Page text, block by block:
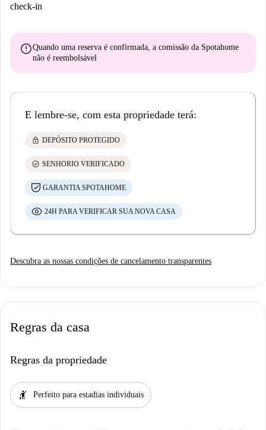
check-in
errorQuando uma reserva é confirmada, a comissão da Spotahome
não é reembolsável
E lembre-se, com esta propriedade terá:
lock DEPÓSITO PROTEGIDO
check_circle SENHORIO VERIFICADO
GARANTIA SPOTAHOME
24H PARA VERIFICAR SUA NOVA CASA
Descubra as nossas condições de cancelamento transparentes
Regras da casa
Regras da propriedade
hail Perfeito para estadias individuais